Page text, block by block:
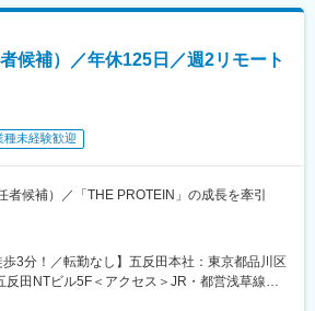
候補）／年休125日／週2リモート
種未経験歓迎
者候補）／「THE PROTEIN」の成長を牽引
歩3分！／転勤なし】五反田本社：東京都品川区
反田NTビル5F＜アクセス＞JR・都営浅草線
徒歩3分東急池上線「大崎広小路駅」より徒歩3